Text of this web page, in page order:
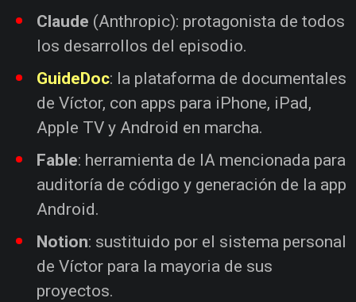
Claude (Anthropic): protagonista de todos
los desarrollos del episodio.
GuideDoc: la plataforma de documentales
de Víctor, con apps para iPhone, iPad,
Apple TV y Android en marcha.
Fable: herramienta de IA mencionada para
auditoría de código y generación de la app
Android.
Notion: sustituido por el sistema personal
de Víctor para la mayoria de sus
proyectos.